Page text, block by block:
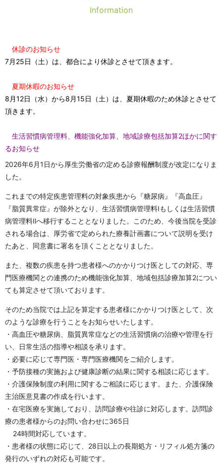
Information
休診のお知らせ
7月25日（土）は、都合により休診とさせて頂きます。
夏期休暇のお知らせ
8月12日（水）から8月15日（土）は、夏期休暇のため休診とさせて
頂きます。
生活習慣病管理料、機能強化加算、地域診療包括加算2ほかに関す
るお知らせ
2026年6月1日から厚生労働省の定める診療報酬制度が改定になりま
した。
これまでの特定疾患管理料の対象疾患から『糖尿病』『高血圧』
『脂質異常症』が除外となり、生活習慣病管理料Ⅰもしくは生活習慣
病管理料Ⅱへ移行することとなりました。このため、今後当院を受診
される場合は、厚労省で定められた療養計画書について説明を受け
たあと、同意書に署名を頂くこととなりました。
また、複数の疾患を持つ患者様へのかかりつけ医としての対応、専
門医療機関との連携のため機能強化加算、地域包括診療加算2につい
ても算定させて頂いております。
そのため当院では上記を算定する患者様にかかりつけ医として、次
のような診療を行うことをお知らせいたします。
・高血圧や糖尿病、脂質異常症などの生活習慣病の治療や管理を行
い、日常生活の指導や相談を承ります。
・必要に応じて専門医・専門医療機関をご紹介します。
・予防接種の実施および健康診断の結果に関する相談に応じます。
・介護保険制度の利用に関するご相談に応じます。また、介護保険
主治医意見書の作成を行います。
・在宅医療を実施しており、訪問診療や往診に対応します。訪問診
療の患者様からのお問い合わせに365日
24時間対応しています。
・患者様の状態に応じて、28日以上の長期処方・リフィル処方箋の
発行のいずれの対応も可能です。